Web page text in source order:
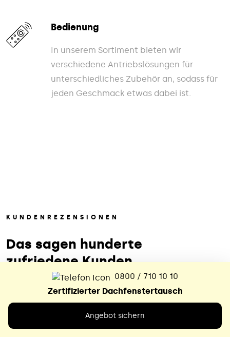
Bedienung
In unserem Sortiment bieten wir
verschiedene Antriebslösungen für
unterschiedliches Zubehör an, sodass für
jeden Geschmack etwas dabei ist.
KUNDENREZENSIONEN
Das sagen hunderte
zufriedeneKunden
0800 / 710 10 10
Zertifizierter Dachfenstertausch
Angebot sichern